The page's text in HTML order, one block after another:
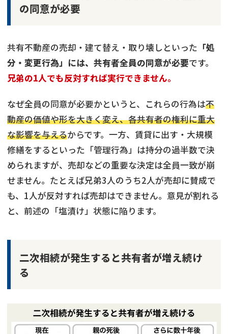
の同意が必要
共有不動産の売却・建て替え・取り壊しといった 「処
分・変更行為」には、共有者全員の同意が必要です。
兄弟の1人でも反対すれば実行できません。
なぜ全員の同意が必要かというと、これらの行為は不
動産の価値や形を大きく変え、各共有者の権利に重大
な影響を与えるからです。一方、賃貸に出す・大規模
修繕をするといった「管理行為」は持分の過半数で決
められますが、売却などの重要な決定は全員一致が崩
せません。たとえば兄弟3人のうち2人が売却に賛成で
も、1人が反対すれば売却はできません。意見が割れる
と、前述の「塩漬け」状態に陥ります。
二次相続が発生すると共有者が増え続け
る